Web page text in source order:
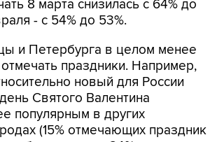
и Петербурга в целом менее
новый для России
Святого Валентина
популярным в других
(15% отмечающих праздник
против 24% в других